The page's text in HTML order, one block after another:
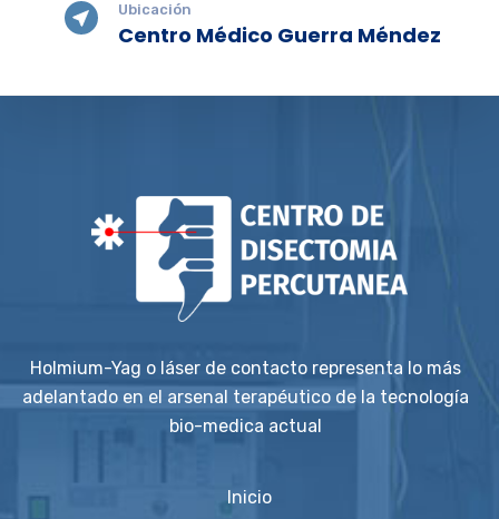
Ubicación
Centro Médico Guerra Méndez
Holmium-Yag o láser de contacto representa lo más
adelantado en el arsenal terapéutico de la tecnología
bio-medica actual
Inicio